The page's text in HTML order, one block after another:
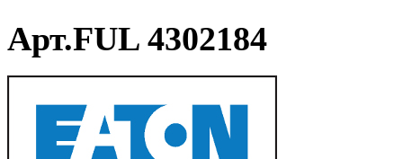
Арт.FUL 4302184